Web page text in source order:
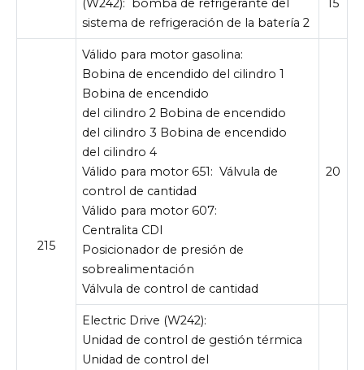
sistema de refrigeración de la batería 2
215
Válido para motor gasolina:
Bobina de encendido del cilindro 1
Bobina de encendido
del cilindro 2 Bobina de encendido
del cilindro 3 Bobina de encendido
del cilindro 4
Válido para motor 651: Válvula de
control de cantidad
Válido para motor 607:
Centralita CDI
Posicionador de presión de
sobrealimentación
Válvula de control de cantidad
20
Electric Drive (W242):
Unidad de control de gestión térmica
Unidad de control del